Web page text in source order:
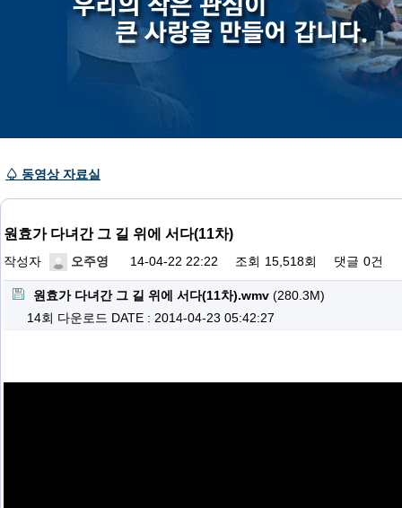
♤ 동영상 자료실
원효가 다녀간 그 길 위에 서다(11차)
작성자 오주영 14-04-22 22:22 조회 15,518회 댓글 0건
원효가 다녀간 그 길 위에 서다(11차).wmv (280.3M)
14회 다운로드 DATE : 2014-04-23 05:42:27